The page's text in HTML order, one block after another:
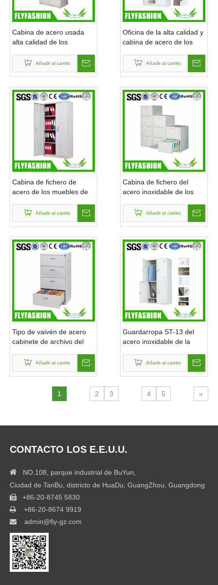
Cabina de acero usada
alta calidad de los
público (ST-07)
Añadir al carrito
Oficina de la alta calidad y
cabina de acero de los
Añadir al carrito
Cabina de fichero de
acero de los muebles de
(ST-08)
Añadir al carrito
Cabina de fichero del
acero inoxidable de los
Añadir al carrito
Tipo de vaivén de acero
cabinete de archivo del
oficina durable
Añadir al carrito
Guardarropa ST-13 del
acero inoxidable de la
artículo 4Añadir al carrito
1 2 3 4 5 »
CONTACTO LOS E.E.U.U.
 NO.108, parque industrial de BuYun,
Ciudad de TanBu, districto de HuaDu, GuangZhou, Guangdong
 +86-20-8745 5830
 +86-20-8674 9919
 admin@fly-gz.com